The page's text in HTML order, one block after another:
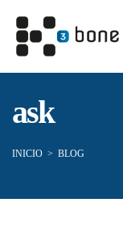
ask
INICIO > BLOG